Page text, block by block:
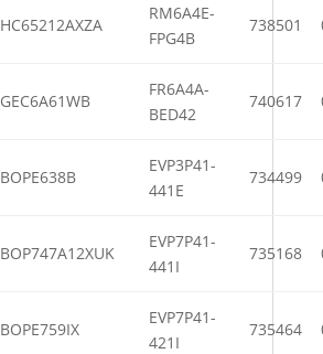
HC65212AXZA
RM6A4E-
FPG4B
738501
GEC6A61WB
FR6A4A-
BED42
740617
BOPE638B
EVP3P41-
441E
734499
BOP747A12XUK
EVP7P41-
441I
735168
BOPE759IX
EVP7P41-
421I
735464